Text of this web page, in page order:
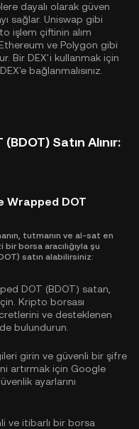
dayalı olarak güven
sağlar. Uniswap gibi
işlem çiftinin alım
ve Polygon gibi
Bir DEX'i kullanmak için
bağlanmalısınız.
Satın Alınır:
Wrapped DOT
tutmanın ve al-sat en
borsa aracılığıyla şu
satın alabilirsiniz:
DOT (BDOT) satan,
Kripto borsası
ve desteklenen
bulundurun.
girin ve güvenli bir şifre
artırmak için Google
ayarlarını
ve itibarlı bir borsa